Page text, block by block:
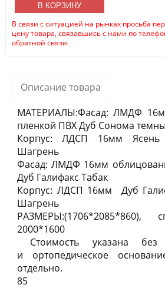
В КОРЗИНУ
В связи с ситуацией на рынках просьба
цену товара, связавшись с нами по
обратной связи.
Описание товара
МАТЕРИАЛЫ:Фасад: ЛМДФ
пленкой ПВХ Дуб Сонома
Корпус: ЛДСП 16мм Ясень
Шагрень
Фасад: ЛМДФ 16мм
Дуб Галифакс Табак
Корпус: ЛДСП 16мм Дуб
Шагрень
РАЗМЕРЫ:(1706*2085*860),
2000*1600
Стоимость указана без
и ортопедическое
отдельно.
85